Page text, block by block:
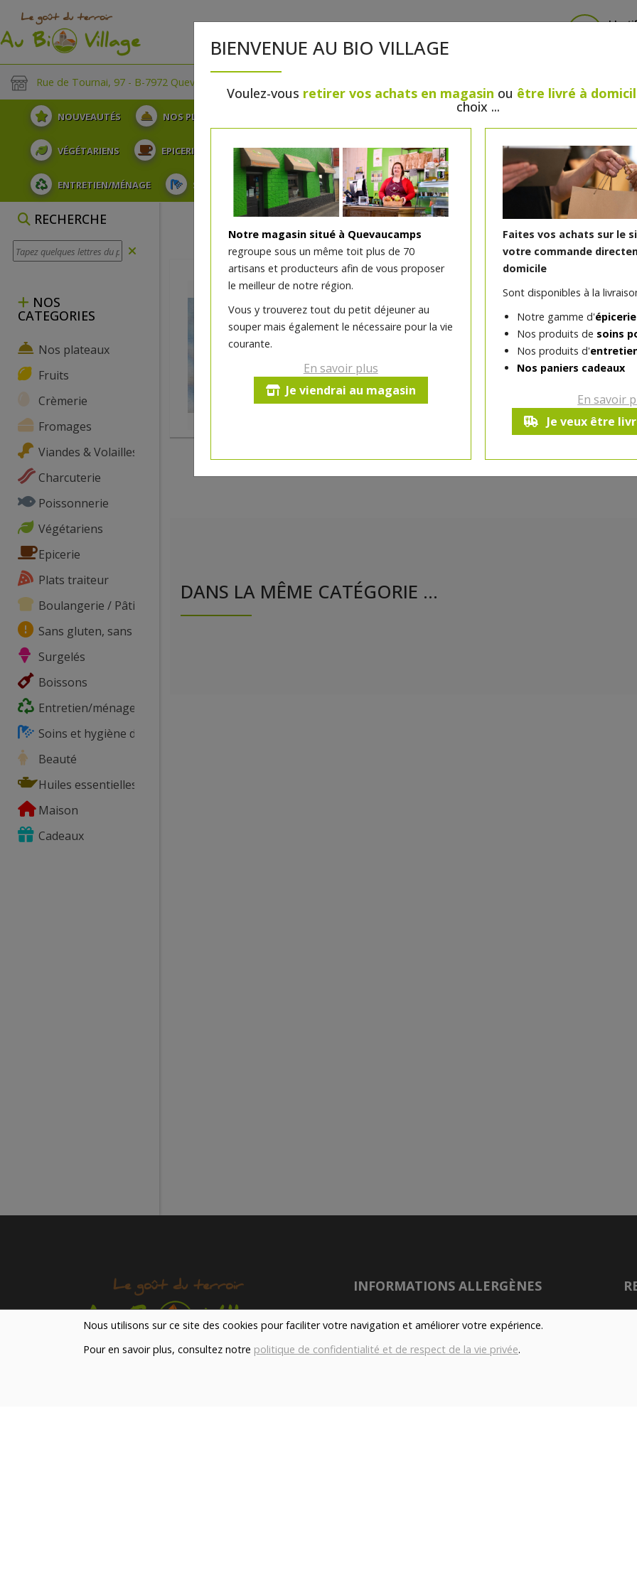
Nous utilisons sur ce site des cookies pour faciliter votre navigation et améliorer votre expérience.
Pour en savoir plus, consultez notre politique de confidentialité et de respect de la vie privée.
Rue de Tournai, 97 - B-7972 Quevaucamps
NOUVEAUTÉS NOS PLATEAUX
VÉGÉTARIENS EPICERIE PLATS TRAITEUR BOULANGERIE / PÂTISSERIE SANS GLUTEN, SANS
ENTRETIEN/MÉNAGE SOINS ET HYGIÈNE DU CORPS BEAUTÉ HUILES ESSENTIELLES MAISON
RECHERCHE
NOS
CATEGORIES
Nos plateaux
Fruits
Crèmerie
Fromages
Viandes & Volailles
Charcuterie
Poissonnerie
Végétariens
Epicerie
Plats traiteur
Boulangerie / Pâtisserie
Sans gluten, sans lactose, ...
Surgelés
Boissons
Entretien/ménage
Soins et hygiène du corps
Beauté
Huiles essentielles
Maison
Cadeaux
BIENVENUE AU BIO VILLAGE
Voulez-vous retirer vos achats en magasin ou être livré à
choix ...
Notre magasin situé à Quevaucamps
regroupe sous un même toit plus de 70
artisans et producteurs afin de vous proposer
le meilleur de notre région.
Vous y trouverez tout du petit déjeuner au
souper mais également le nécessaire pour la vie
courante.
En savoir plus
Je viendrai au magasin
Faites vos achats sur le
votre commande
domicile
Sont disponibles à la
Notre gamme d'
Nos produits de soins
Nos produits d'
Nos paniers cadeaux
En savoir
Je veux être
Blanc de poulet aux
une nuits - Poêlée de
moment - Semoule
DANS LA MÊME CATÉGORIE ...
Notre magasin situé à Quevaucamps réunit sous son
INFORMATIONS ALLERGÈNES
Tous nos produits sont susceptibles de contenir
amples informations sur ceux-ci, vous pouvez